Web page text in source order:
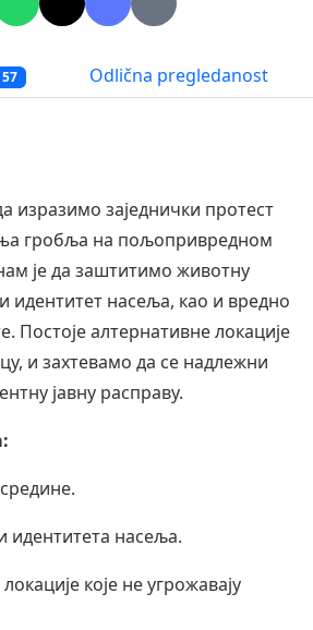
57 Odlična pregledanost
заједнички протест
гробља на пољопривредном
је да заштитимо животну
идентитет насеља, као и вредно
алтернативне локације
и захтевамо да се надлежни
јавну расправу.
идентитета насеља.
које не угрожавају